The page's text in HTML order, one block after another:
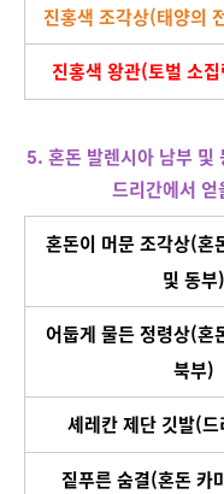
진홍색 조각상(태양의
진홍색 왕관(토벌 소
5. 혼돈 발렌시아 남부 및
드리간에서
혼돈이 머문 조각상(혼
및 동부)
어둡게 물든 정령상(혼
북부)
셰레칸 제단 깃발(
짙푸른 숨결(혼돈 카